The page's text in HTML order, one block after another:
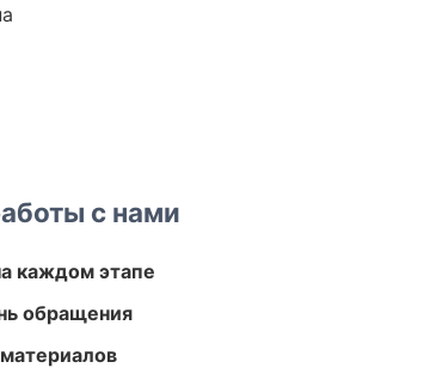
с нами
каждом этапе
обращения